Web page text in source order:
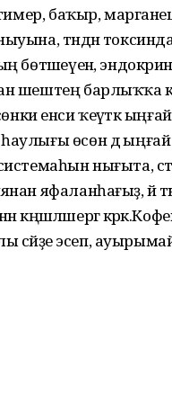
баҡыр, марганец
тәндән
бөтәшеүенә,
шештең барлыҡҡа
енси ҡеүәткә
өсөн дә
нығыта,
яфаланһағыҙ, йә
кәңәшләшергә
сәйҙе эсеп,